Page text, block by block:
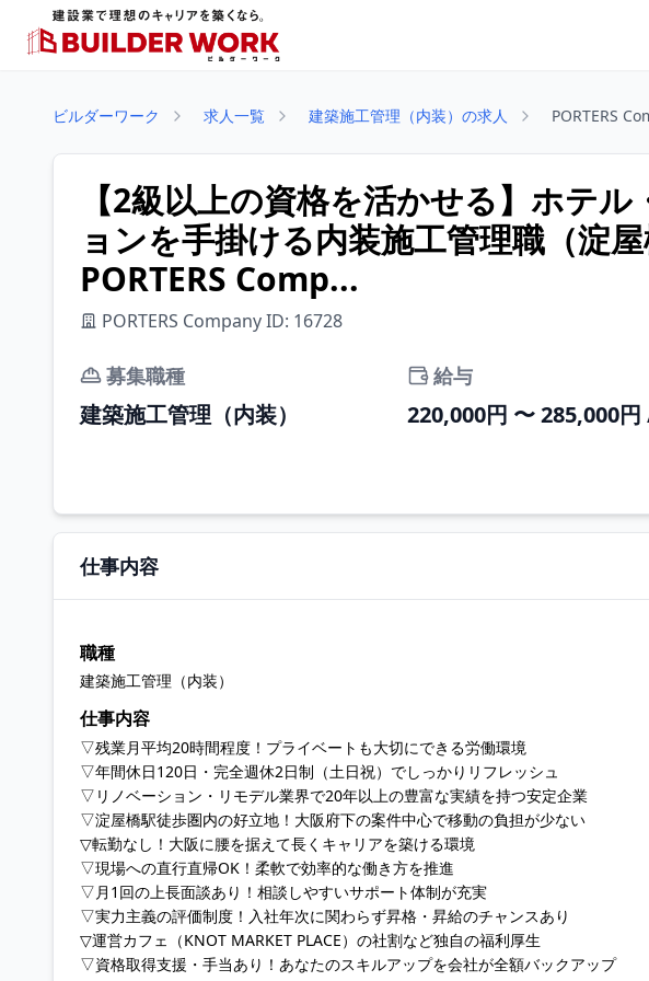
ビルダーワーク 求人一覧 建築施工管理（内装）の求人 PORTERS
【2級以上の資格を活かせる】ホテ
ョンを手掛ける内装施工管理職（淀
PORTERS Comp...
PORTERS Company ID: 16728
募集職種
建築施工管理（内装）
給与
220,000円 〜 285,000円
仕事内容
職種
建築施工管理（内装）
仕事内容
▽残業月平均20時間程度！プライベートも大切にできる労働環境
▽年間休日120日・完全週休2日制（土日祝）でしっかりリフレッシュ
▽リノベーション・リモデル業界で20年以上の豊富な実績を持つ安定企業
▽淀屋橋駅徒歩圏内の好立地！大阪府下の案件中心で移動の負担が少ない
▽転勤なし！大阪に腰を据えて長くキャリアを築ける環境
▽現場への直行直帰OK！柔軟で効率的な働き方を推進
▽月1回の上長面談あり！相談しやすいサポート体制が充実
▽実力主義の評価制度！入社年次に関わらず昇格・昇給のチャンスあり
▽運営カフェ（KNOT MARKET PLACE）の社割など独自の福利厚生
▽資格取得支援・手当あり！あなたのスキルアップを会社が全額バックアップ